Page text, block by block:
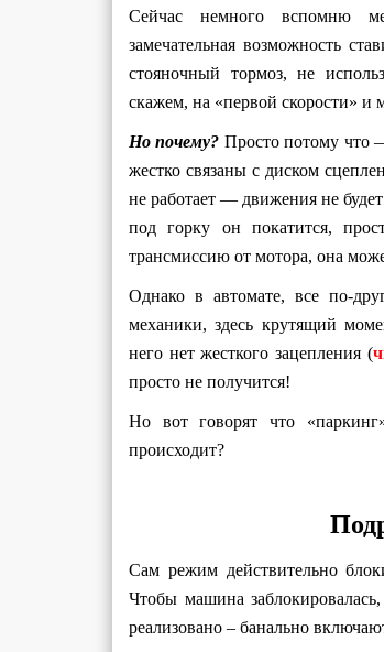
Сейчас немного вспомню
замечательная возможность
стояночный тормоз, не
скажем, на «первой скорости» и
Но почему? Просто потому что
жестко связаны с диском
не работает — движения не
под горку он покатится,
трансмиссию от мотора, она
Однако в автомате, все по-
механики, здесь крутящий
него нет жесткого зацепления (
просто не получится!
Но вот говорят что
происходит?
Сам режим действительно
Чтобы машина
реализовано – банально